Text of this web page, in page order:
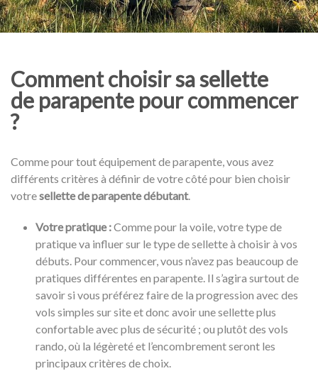
Comment choisir sa sellette
de parapente pour commencer
?
Comme pour tout équipement de parapente, vous avez
différents critères à définir de votre côté pour bien choisir
votresellette de parapente débutant.
Votre pratique :Comme pour la voile, votre type de
pratique va influer sur le type de sellette à choisir à vos
débuts. Pour commencer, vous n’avez pas beaucoup de
pratiques différentes en parapente. Il s’agira surtout de
savoir si vous préférez faire de la progression avec des
vols simples sur site et donc avoir une sellette plus
confortable avec plus de sécurité ; ou plutôt des vols
rando, où la légèreté et l’encombrement seront les
principaux critères de choix.